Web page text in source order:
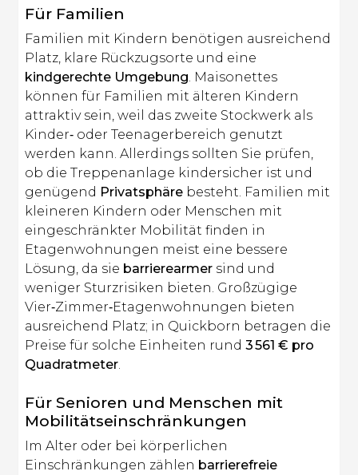
Für Familien
Familien mit Kindern benötigen ausreichend
Platz, klare Rückzugsorte und eine
kindgerechte Umgebung. Maisonettes
können für Familien mit älteren Kindern
attraktiv sein, weil das zweite Stockwerk als
Kinder‑ oder Teenagerbereich genutzt
werden kann. Allerdings sollten Sie prüfen,
ob die Treppenanlage kindersicher ist und
genügend Privatsphäre besteht. Familien mit
kleineren Kindern oder Menschen mit
eingeschränkter Mobilität finden in
Etagenwohnungen meist eine bessere
Lösung, da sie barrierearmer sind und
weniger Sturzrisiken bieten. Großzügige
Vier‑Zimmer‑Etagenwohnungen bieten
ausreichend Platz; in Quickborn betragen die
Preise für solche Einheiten rund3 561 € pro
Quadratmeter.
Für Senioren und Menschen mit
Mobilitätseinschränkungen
Im Alter oder bei körperlichen
Einschränkungen zählen barrierefreie